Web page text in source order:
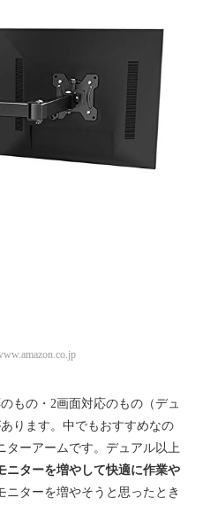
もの・2画面対応のもの（デュ
ります。中でもおすすめなの
ターアームです。デュアル以上
ニターを増やして快適に作業や
ニターを増やそうと思ったとき